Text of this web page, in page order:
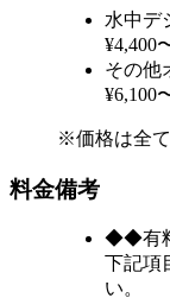
水中デ
¥4,400
その他
¥6,100
※価格は全て
料金備考
◆◆有
下記項
い。